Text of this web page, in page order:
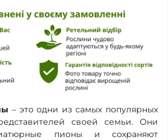
– это одни из самых популярных
своей семьи. Они
пионы и сохраняют